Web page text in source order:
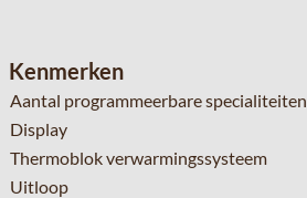
Kenmerken
Aantal programmeerbare specialiteiten
Display
Thermoblok verwarmingssysteem
Uitloop